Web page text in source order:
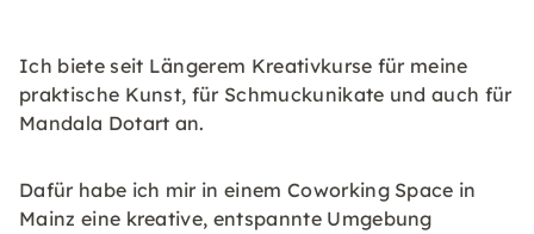
Ich biete seit Längerem Kreativkurse für meine
praktische Kunst, für Schmuckunikate und auch für
Mandala Dotart an.
Dafür habe ich mir in einem Coworking Space in
Mainz eine kreative, entspannte Umgebung